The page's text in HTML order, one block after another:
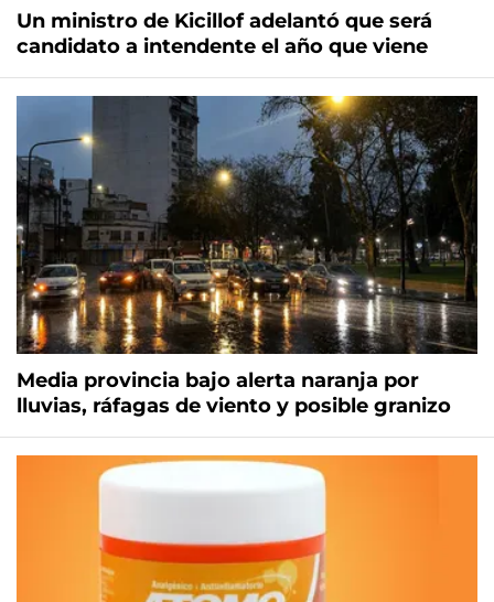
Un ministro de Kicillof adelantó que será
candidato a intendente el año que viene
Media provincia bajo alerta naranja por
lluvias, ráfagas de viento y posible granizo